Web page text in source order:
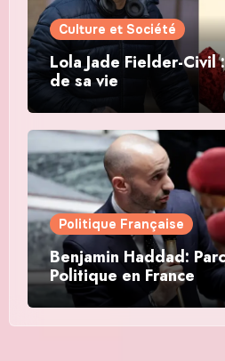
Culture et Société
Lola Jade Fielder-Civil
de sa vie
Politique Française
Benjamin Haddad:
Politique en France